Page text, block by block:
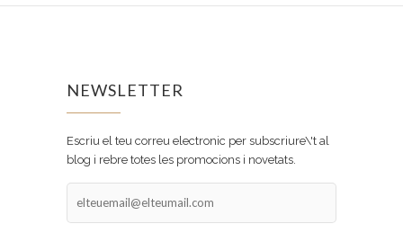
NEWSLETTER
Escriu el teu correu electronic per subscriure\'t al
blog i rebre totes les promocions i novetats.